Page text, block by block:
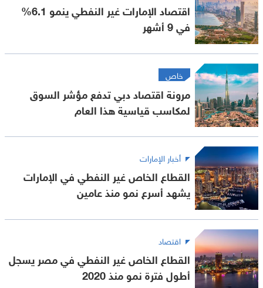
اقتصاد الإمارات غير النفطي ينمو 6.1%
في 9 أشهر
خاص
مرونة اقتصاد دبي تدفع مؤشر السوق
لمكاسب قياسية هذا العام
أخبار الإمارات
القطاع الخاص غير النفطي في الإمارات
يشهد أسرع نمو منذ عامين
اقتصاد
القطاع الخاص غير النفطي في مصر يسجل
أطول فترة نمو منذ 2020